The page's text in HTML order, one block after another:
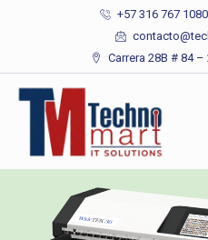
+57 316 767
Carrera 28B # 84